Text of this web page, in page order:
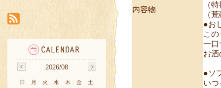
内容物
（
（
●お
こ
一口
お
●ソ
い
2026/08
日 月 火 水 木 金
土